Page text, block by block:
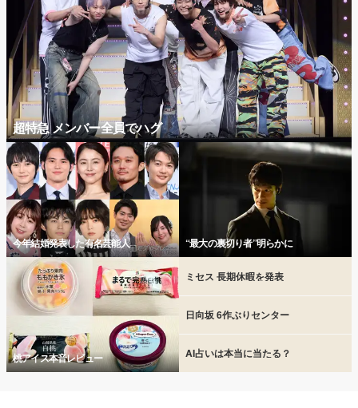
超特急 メンバー全員でハグ
今年結婚発表した有名芸能人 “最大の裏切り者”明らかに
桃アイス本音レビュー
ミセス 長期休暇を発表
日向坂 6作ぶりセンター
AI占いは本当に当たる？